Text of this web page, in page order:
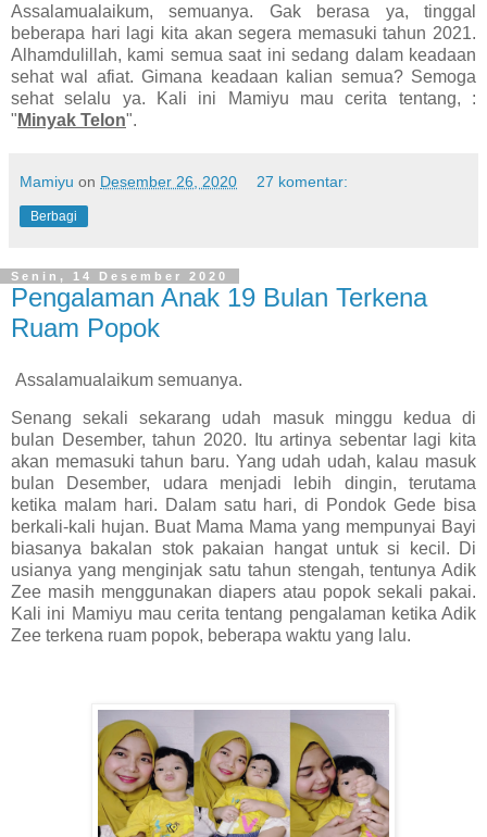
Assalamualaikum, semuanya. Gak berasa ya, tinggal
beberapa hari lagi kita akan segera memasuki tahun 2021.
Alhamdulillah, kami semua saat ini sedang dalam keadaan
sehat wal afiat. Gimana keadaan kalian semua? Semoga
sehat selalu ya. Kali ini Mamiyu mau cerita tentang, :
" Minyak Telon".
Mamiyu on Desember 26, 2020 27 komentar:
Berbagi
Senin, 14 Desember 2020
Pengalaman Anak 19 Bulan Terkena
Ruam Popok
Assalamualaikum semuanya.
Senang sekali sekarang udah masuk minggu kedua di
bulan Desember, tahun 2020. Itu artinya sebentar lagi kita
akan memasuki tahun baru. Yang udah udah, kalau masuk
bulan Desember, udara menjadi lebih dingin, terutama
ketika malam hari. Dalam satu hari, di Pondok Gede bisa
berkali-kali hujan. Buat Mama Mama yang mempunyai Bayi
biasanya bakalan stok pakaian hangat untuk si kecil. Di
usianya yang menginjak satu tahun stengah, tentunya Adik
Zee masih menggunakan diapers atau popok sekali pakai.
Kali ini Mamiyu mau cerita tentang pengalaman ketika Adik
Zee terkena ruam popok, beberapa waktu yang lalu.